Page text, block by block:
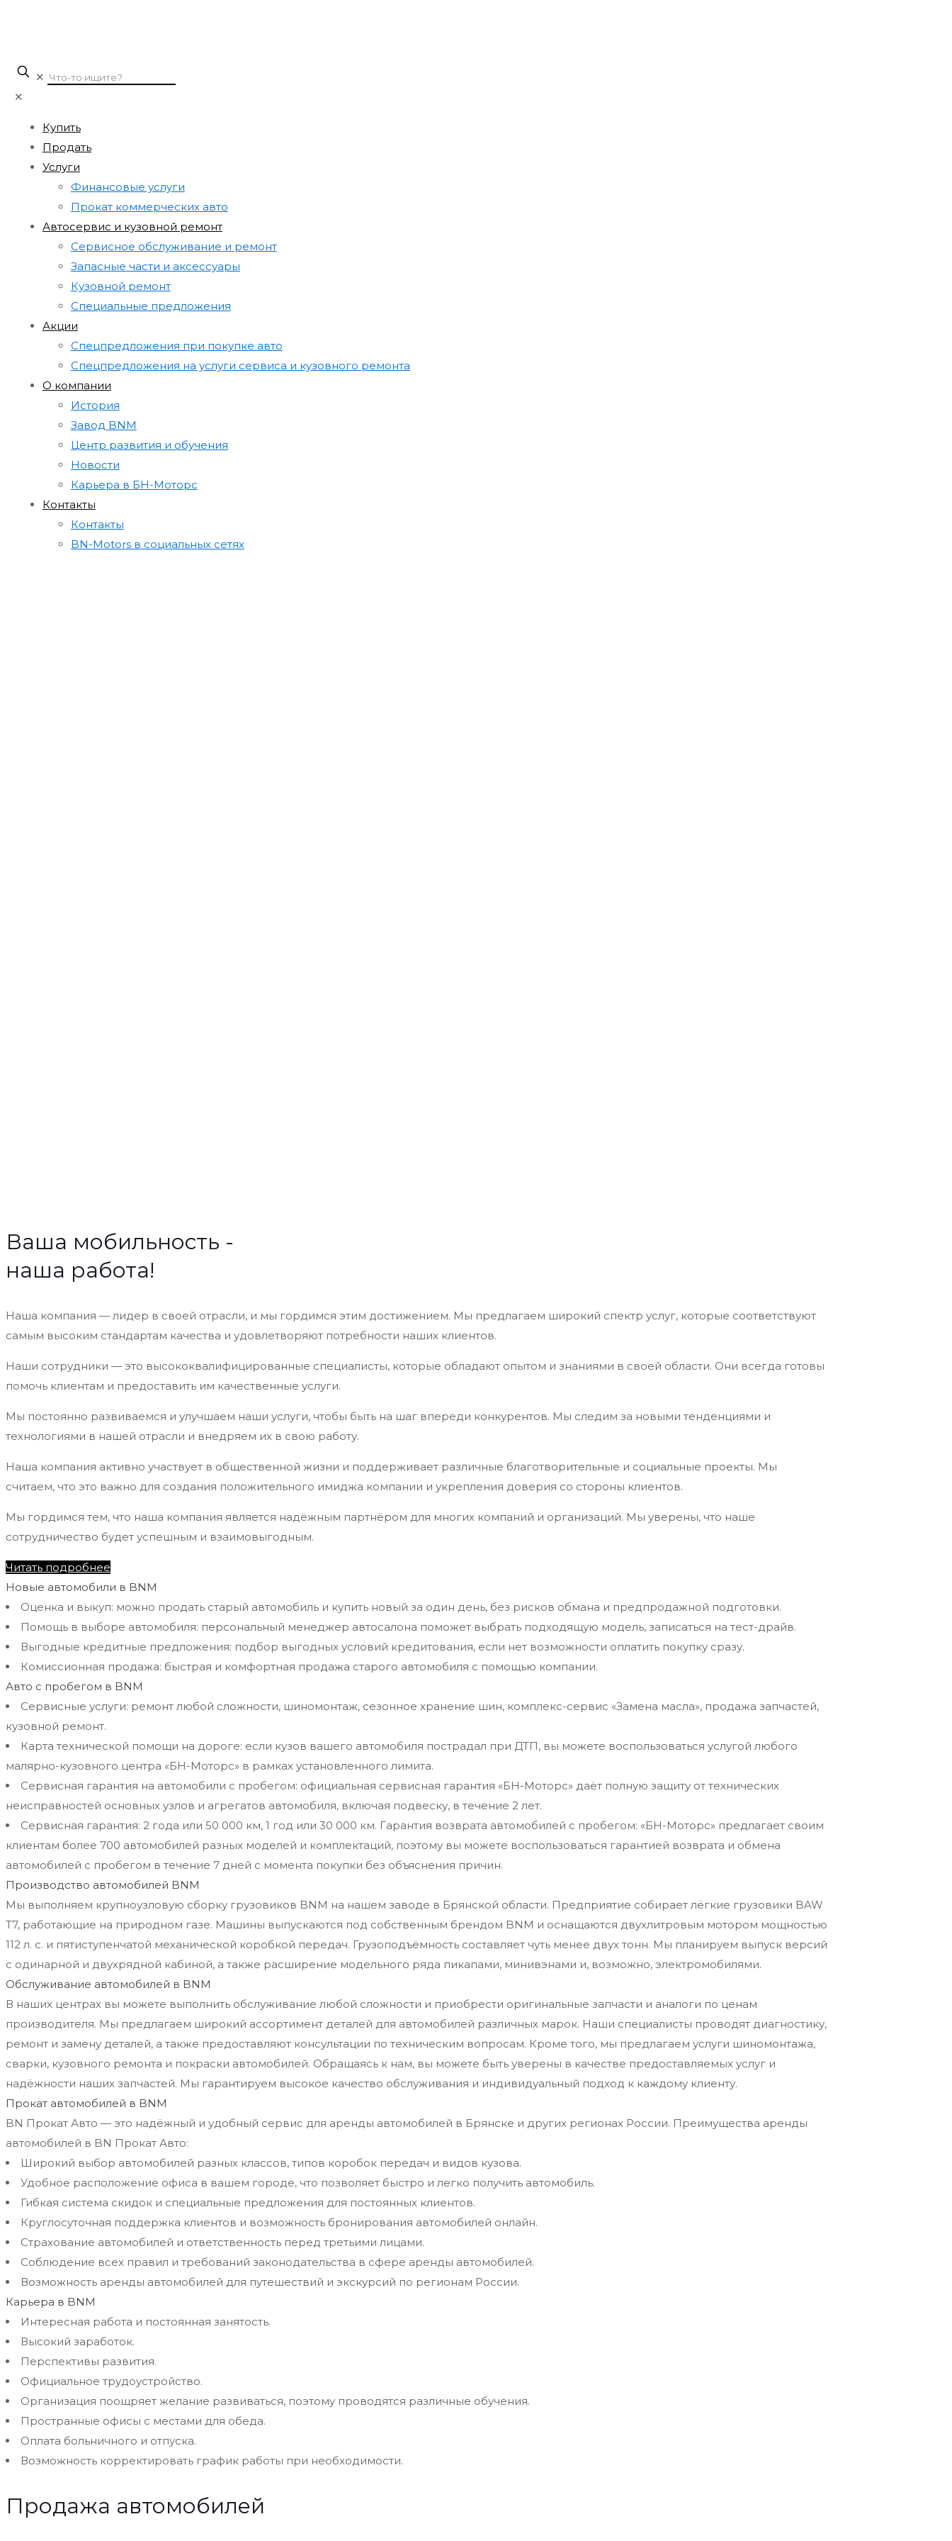
✕
✕
Купить
Продать
Услуги
Финансовые услуги
Прокат коммерческих авто
Автосервис и кузовной ремонт
Сервисное обслуживание и ремонт
Запасные части и аксессуары
Кузовной ремонт
Специальные предложения
Акции
Cпецпредложения при покупке авто
Cпецпредложения на услуги сервиса и кузовного ремонта
О компании
История
Завод BNM
Центр развития и обучения
Новости
Карьера в БН-Моторс
Контакты
Контакты
BN-Motors в социальных сетях
Ваша мобильность -
наша работа!
Наша компания — лидер в своей отрасли, и мы гордимся этим достижением. Мы предлагаем широкий спектр услуг, которые соответствуют
самым высоким стандартам качества и удовлетворяют потребности наших клиентов.
Наши сотрудники — это высококвалифицированные специалисты, которые обладают опытом и знаниями в своей области. Они всегда готовы
помочь клиентам и предоставить им качественные услуги.
Мы постоянно развиваемся и улучшаем наши услуги, чтобы быть на шаг впереди конкурентов. Мы следим за новыми тенденциями и
технологиями в нашей отрасли и внедряем их в свою работу.
Наша компания активно участвует в общественной жизни и поддерживает различные благотворительные и социальные проекты. Мы
считаем, что это важно для создания положительного имиджа компании и укрепления доверия со стороны клиентов.
Мы гордимся тем, что наша компания является надёжным партнёром для многих компаний и организаций. Мы уверены, что наше
сотрудничество будет успешным и взаимовыгодным.
Читать подробнее
Новые автомобили в BNM
Оценка и выкуп: можно продать старый автомобиль и купить новый за один день, без рисков обмана и предпродажной подготовки.
Помощь в выборе автомобиля: персональный менеджер автосалона поможет выбрать подходящую модель, записаться на тест-драйв.
Выгодные кредитные предложения: подбор выгодных условий кредитования, если нет возможности оплатить покупку сразу.
Комиссионная продажа: быстрая и комфортная продажа старого автомобиля с помощью компании.
Авто с пробегом в BNM
Сервисные услуги: ремонт любой сложности, шиномонтаж, сезонное хранение шин, комплекс-сервис «Замена масла», продажа запчастей,
кузовной ремонт.
Карта технической помощи на дороге: если кузов вашего автомобиля пострадал при ДТП, вы можете воспользоваться услугой любого
малярно-кузовного центра «БН-Моторс» в рамках установленного лимита.
Сервисная гарантия на автомобили с пробегом: официальная сервисная гарантия «БН-Моторс» даёт полную защиту от технических
неисправностей основных узлов и агрегатов автомобиля, включая подвеску, в течение 2 лет.
Сервисная гарантия: 2 года или 50 000 км, 1 год или 30 000 км. Гарантия возврата автомобилей с пробегом: «БН-Моторс» предлагает своим
клиентам более 700 автомобилей разных моделей и комплектаций, поэтому вы можете воспользоваться гарантией возврата и обмена
автомобилей с пробегом в течение 7 дней с момента покупки без объяснения причин.
Производство автомобилей BNM
Мы выполняем крупноузловую сборку грузовиков BNM на нашем заводе в Брянской области. Предприятие собирает лёгкие грузовики BAW
T7, работающие на природном газе. Машины выпускаются под собственным брендом BNM и оснащаются двухлитровым мотором мощностью
112 л. с. и пятиступенчатой механической коробкой передач. Грузоподъёмность составляет чуть менее двух тонн. Мы планируем выпуск версий
с одинарной и двухрядной кабиной, а также расширение модельного ряда пикапами, минивэнами и, возможно, электромобилями.
Обслуживание автомобилей в BNM
В наших центрах вы можете выполнить обслуживание любой сложности и приобрести оригинальные запчасти и аналоги по ценам
производителя. Мы предлагаем широкий ассортимент деталей для автомобилей различных марок. Наши специалисты проводят диагностику,
ремонт и замену деталей, а также предоставляют консультации по техническим вопросам. Кроме того, мы предлагаем услуги шиномонтажа,
сварки, кузовного ремонта и покраски автомобилей. Обращаясь к нам, вы можете быть уверены в качестве предоставляемых услуг и
надёжности наших запчастей. Мы гарантируем высокое качество обслуживания и индивидуальный подход к каждому клиенту.
Прокат автомобилей в BNM
BN Прокат Авто — это надёжный и удобный сервис для аренды автомобилей в Брянске и других регионах России. Преимущества аренды
автомобилей в BN Прокат Авто:
Широкий выбор автомобилей разных классов, типов коробок передач и видов кузова.
Удобное расположение офиса в вашем городе, что позволяет быстро и легко получить автомобиль.
Гибкая система скидок и специальные предложения для постоянных клиентов.
Круглосуточная поддержка клиентов и возможность бронирования автомобилей онлайн.
Страхование автомобилей и ответственность перед третьими лицами.
Соблюдение всех правил и требований законодательства в сфере аренды автомобилей.
Возможность аренды автомобилей для путешествий и экскурсий по регионам России.
Карьера в BNM
Интересная работа и постоянная занятость.
Высокий заработок.
Перспективы развития.
Официальное трудоустройство.
Организация поощряет желание развиваться, поэтому проводятся различные обучения.
Пространные офисы с местами для обеда.
Оплата больничного и отпуска.
Возможность корректировать график работы при необходимости.
Продажа автомобилей